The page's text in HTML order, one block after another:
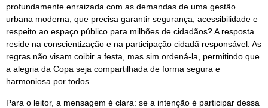
profundamente enraizada com as demandas de uma gestão
urbana moderna, que precisa garantir segurança, acessibilidade e
respeito ao espaço público para milhões de cidadãos? A resposta
reside na conscientização e na participação cidadã responsável. As
regras não visam coibir a festa, mas sim ordená-la, permitindo que
a alegria da Copa seja compartilhada de forma segura e
harmoniosa por todos.
Para o leitor, a mensagem é clara: se a intenção é participar dessa